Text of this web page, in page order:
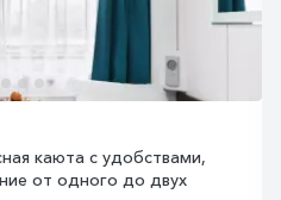
каюта с удобствами,
от одного до двух